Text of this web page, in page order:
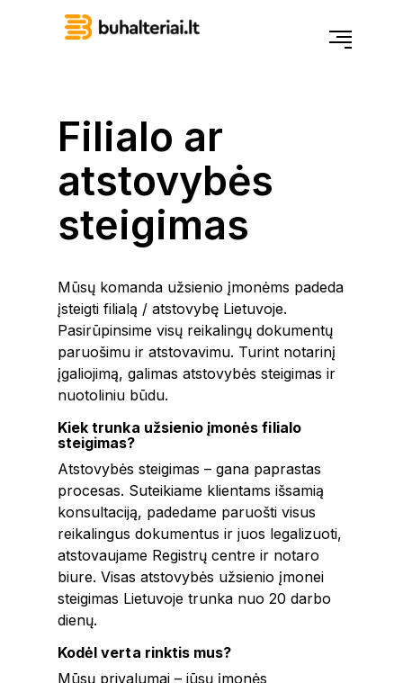
Filialo ar
atstovybės
steigimas
Mūsų komanda užsienio įmonėms padeda
įsteigti filialą / atstovybę Lietuvoje.
Pasirūpinsime visų reikalingų dokumentų
paruošimu ir atstovavimu. Turint notarinį
įgaliojimą, galimas atstovybės steigimas ir
nuotoliniu būdu.
Kiek trunka užsienio įmonės filialo
steigimas?
Atstovybės steigimas – gana paprastas
procesas. Suteikiame klientams išsamią
konsultaciją, padedame paruošti visus
reikalingus dokumentus ir juos legalizuoti,
atstovaujame Registrų centre ir notaro
biure. Visas atstovybės užsienio įmonei
steigimas Lietuvoje trunka nuo 20 darbo
dienų.
Kodėl verta rinktis mus?
Mūsų privalumai – jūsų įmonės